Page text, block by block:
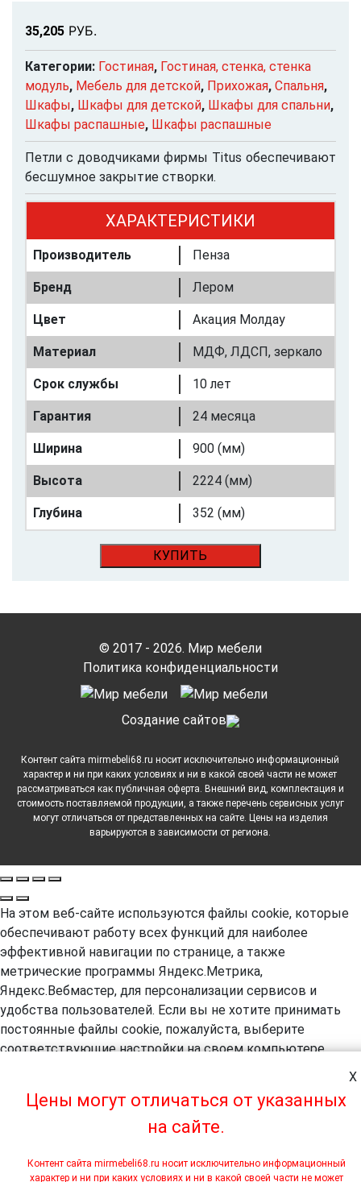
35,205 РУБ.
Категории: Гостиная, Гостиная, стенка, стенка
модуль, Мебель для детской, Прихожая, Спальня,
Шкафы, Шкафы для детской, Шкафы для спальни,
Шкафы распашные, Шкафы распашные
Петли с доводчиками фирмы Titus обеспечивают
бесшумное закрытие створки.
ХАРАКТЕРИСТИКИ
Производитель Пенза
Бренд Лером
Цвет Акация Молдау
Материал МДФ, ЛДСП, зеркало
Срок службы 10 лет
Гарантия 24 месяца
Ширина 900 (мм)
Высота 2224 (мм)
Глубина 352 (мм)
КУПИТЬ
© 2017 - 2026. Мир мебели
Политика конфиденциальности
Cоздание сайтов
Контент сайта mirmebeli68.ru носит исключительно информационный
характер и ни при каких условиях и ни в какой своей части не может
рассматриваться как публичная оферта. Внешний вид, комплектация и
стоимость поставляемой продукции, а также перечень сервисных услуг
могут отличаться от представленных на сайте. Цены на изделия
варьируются в зависимости от региона.
X
Цены могут отличаться от указанных
на сайте.
Контент сайта mirmebeli68.ru носит исключительно информационный
характер и ни при каких условиях и ни в какой своей части не может
На этом веб-сайте используются файлы cookie, которые
обеспечивают работу всех функций для наиболее
эффективной навигации по странице, а также
метрические программы Яндекс.Метрика,
Яндекс.Вебмастер, для персонализации сервисов и
удобства пользователей. Если вы не хотите принимать
постоянные файлы cookie, пожалуйста, выберите
соответствующие настройки на своем компьютере.
Яндекс.Метрика, Яндекс.Вебмастер, ваших
пользовательских данных. А так же вы предоставляете
веб-сайте. Более подробная информация предоставляется